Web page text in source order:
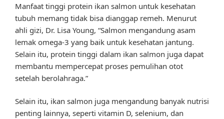
Manfaat tinggi protein ikan salmon untuk kesehatan
tubuh memang tidak bisa dianggap remeh. Menurut
ahli gizi, Dr. Lisa Young, “Salmon mengandung asam
lemak omega-3 yang baik untuk kesehatan jantung.
Selain itu, protein tinggi dalam ikan salmon juga dapat
membantu mempercepat proses pemulihan otot
setelah berolahraga.”
Selain itu, ikan salmon juga mengandung banyak nutrisi
penting lainnya, seperti vitamin D, selenium, dan